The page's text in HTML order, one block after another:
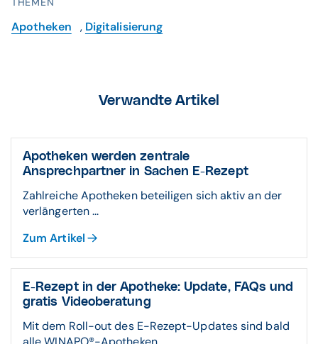
Apotheken , Digitalisierung
Aktivieren Sie bei allen E-Rezepten, die Sie zur
Abrechnung an das Rechenzentrum übermitteln
gehen Sie anschließend im Applikationsmenü auf
Verordnungen / Übertragen an das Rechenzentrum /
Markierte.
50 Einzelverordnungen im Stapel (d.h. mit einer PIN-
Eingabe) signiert werden.
Der DialogVerordnungen zum Rechenzentrum
übertragenwird geöffnet. Hier wird die zur Übertragung
Verwandte Artikel
Apotheken werden zentrale
Ansprechpartner in Sachen E-Rezept
Zahlreiche Apotheken beteiligen sich aktiv an der
verlängerten ...
Zum Artikel
E-Rezept in der Apotheke: Update, FAQs und
gratis Videoberatung
Mit dem Roll-out des E-Rezept-Updates sind bald